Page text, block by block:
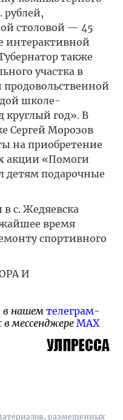
рублей,
столовой — 45
интерактивной
также
участка в
школе-
круглый год». В
Сергей Морозов
на приобретение
акции «Помоги
детям подарочные
с. Жедяевска
время
спортивного
И
нашем телеграм-
мессенджере MAX
размещенных